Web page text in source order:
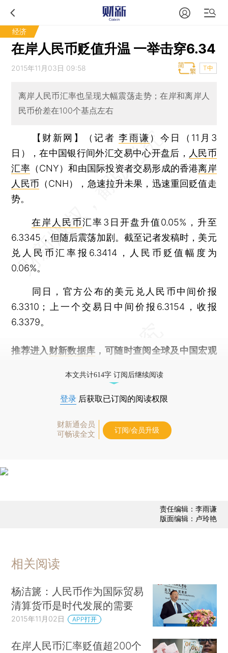
经济
在岸人民币贬值升温 一举击穿6.34
2015年11月03日 09:58 T中
离岸人民币汇率也呈现大幅震荡走势；在岸和离岸人
民币价差在100个基点左右
【财新网】（记者李雨谦 ） 今日（11月3
日），在中国银行间外汇交易中心开盘后， 人民币
汇率（CNY）和由国际投资者交易形成的香港离岸
人民币 （CNH），急速拉升未果，迅速重回贬值走
势。
在岸人民币汇率3日开盘升值0.05%，升至
6.3345，但随后震荡加剧。截至记者发稿时，美元
兑人民币汇率报6.3414，人民币贬值幅度为
0.06%。
同日，官方公布的美元兑人民币中间价报
6.3310；上一个交易日中间价报6.3154，收报
6.3379。
推荐进入 财新数据库 ，可随时查阅全球及中国宏观
本文共计614字 订阅后继续阅读
登录 后获取已订阅的阅读权限
财新通会员
可畅读全文
订阅/会员升级
责任编辑：李雨谦
版面编辑：卢玲艳
相关阅读
杨洁篪：人民币作为国际贸易
清算货币是时代发展的需要
2015年11月02日 APP打开
在岸人民币汇率贬值超200个